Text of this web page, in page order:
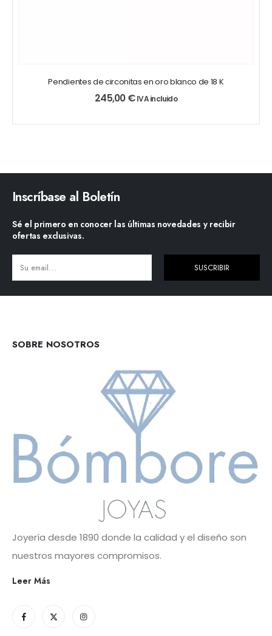
Pendientes de circonitas en oro blanco de 18 K
245,00€ IVA incluido
Inscríbase al Boletín
Sé el primero en conocer las últimas novedades y recibir
ofertas exclusivas.
SUSCRIBIR
SOBRE NOSOTROS
Joyería desde 1890 donde la calidad y el diseño son
nuestros mayores compromisos.
Leer Más